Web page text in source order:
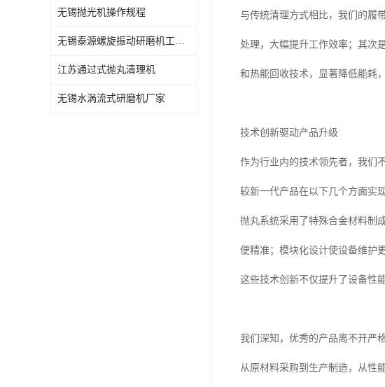
无锡抛光机操作规程
无锡泰源螺旋振动研磨机工艺流程
江苏通过式抛丸清理机
无锡水涡流式研磨机厂家
与传统清理方式相比，我们的履
处理，大幅提升工作效率；其次
和热能回收技术，显著降低能耗
技术创新驱动产品升级
作为行业内的技术领先者，我们
较新一代产品在以下几个方面实
抛丸系统采用了特殊合金材料制
便精准；模块化设计使设备维护
这些技术创新不仅提升了设备性
我们深知，优秀的产品离不开严
从原材料采购到生产制造，从性